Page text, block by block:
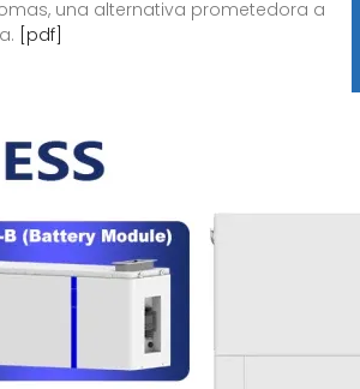
una alternativa prometedora a
[pdf]